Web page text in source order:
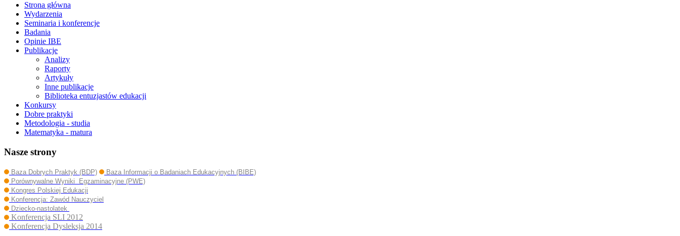
Strona główna
Wydarzenia
Seminaria i konferencje
Badania
Opinie IBE
Publikacje
Analizy
Raporty
Artykuły
Inne publikacje
Biblioteka entuzjastów edukacji
Konkursy
Dobre praktyki
Metodologia - studia
Matematyka - matura
Nasze strony
Baza Dobrych Praktyk (BDP)
Baza Informacji o Badaniach Edukacyjnych (BIBE)
Porównywalne Wyniki Egzaminacyjne (PWE)
Kongres Polskiej Edukacji
Konferencja: Zawód Nauczyciel
Dziecko-nastolatek
Konferencja SLI 2012
Konferencja Dysleksja 2014